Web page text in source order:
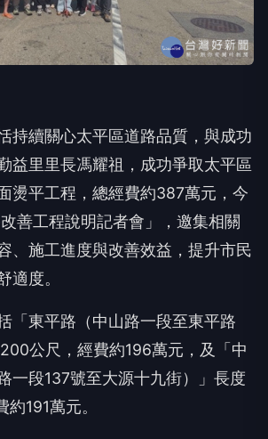
持續關心太平區道路品質，與成功
益里里長馮耀祖，成功爭取太平區
燙平工程， 總經費約387萬元，今
善工程說明記者會」
，邀集相關
、施工進度與改善效益， 提升市民
適度。
「東平路（中山路一段至東平路
公尺，經費約196萬元，及「中
一段137號至大源十九街）」長度
約191萬元。